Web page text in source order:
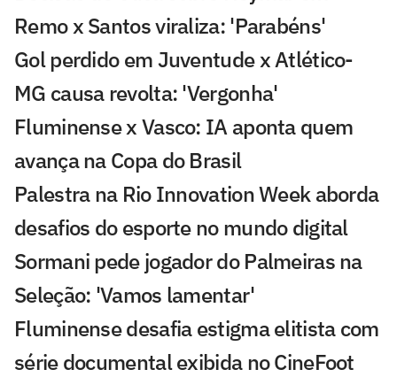
Remo x Santos viraliza: 'Parabéns'
Gol perdido em Juventude x Atlético-
MG causa revolta: 'Vergonha'
Fluminense x Vasco: IA aponta quem
avança na Copa do Brasil
Palestra na Rio Innovation Week aborda
desafios do esporte no mundo digital
Sormani pede jogador do Palmeiras na
Seleção: 'Vamos lamentar'
Fluminense desafia estigma elitista com
série documental exibida no CineFoot